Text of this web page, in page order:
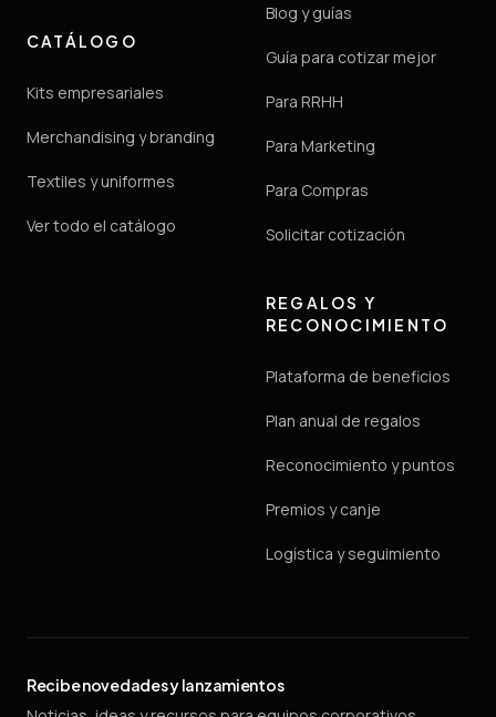
CATÁLOGO
Kits empresariales
Merchandising y branding
Textiles y uniformes
Ver todo el catálogo
Blog y guías
Guía para cotizar mejor
Para RRHH
Para Marketing
Para Compras
Solicitar cotización
REGALOS Y
RECONOCIMIENTO
Plataforma de beneficios
Plan anual de regalos
Reconocimiento y puntos
Premios y canje
Logística y seguimiento
Recibe novedades y lanzamientos